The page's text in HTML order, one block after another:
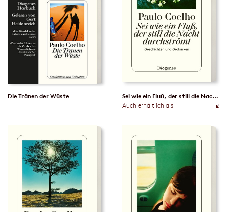
Die Tränen der Wüste Sei wie ein Fluß, der still die Nacht durchströmt
Auch erhältlich als